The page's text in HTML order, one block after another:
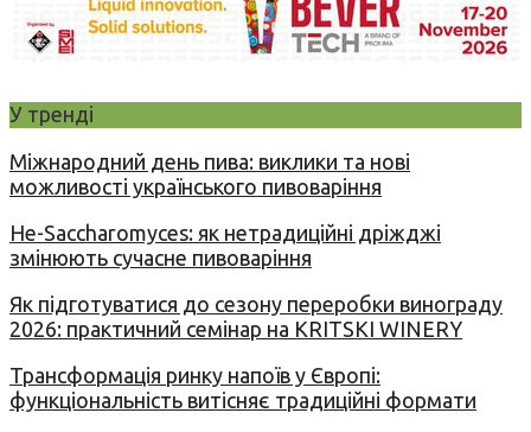
У тренді
Міжнародний день пива: виклики та нові
можливості українського пивоваріння
Не-Saccharomyces: як нетрадиційні дріжджі
змінюють сучасне пивоваріння
Як підготуватися до сезону переробки винограду
2026: практичний семінар на KRITSKI WINERY
Трансформація ринку напоїв у Європі:
функціональність витісняє традиційні формати